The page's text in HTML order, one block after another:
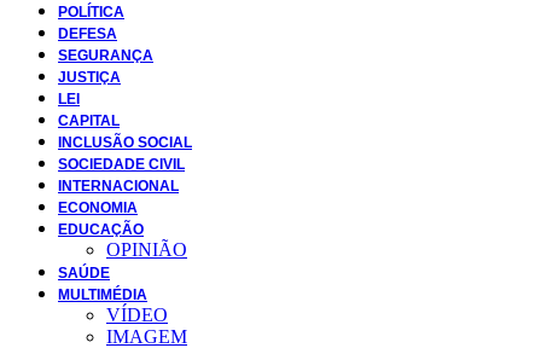
POLÍTICA
DEFESA
SEGURANÇA
JUSTIÇA
LEI
CAPITAL
INCLUSÃO SOCIAL
SOCIEDADE CIVIL
INTERNACIONAL
ECONOMIA
EDUCAÇÃO
OPINIÃO
SAÚDE
MULTIMÉDIA
VÍDEO
IMAGEM